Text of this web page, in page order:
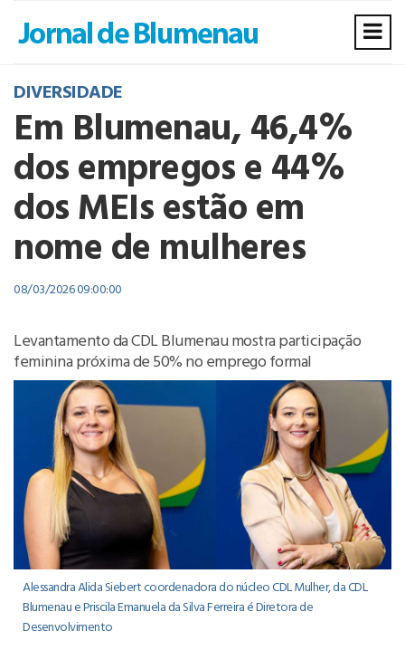
DIVERSIDADE
Em Blumenau, 46,4%
dos empregos e 44%
dos MEIs estão em
nome de mulheres
08/03/2026 09:00:00
Levantamento da CDL Blumenau mostra participação
feminina próxima de 50% no emprego formal
Alessandra Alida Siebert coordenadora do núcleo CDL Mulher, da CDL
Blumenau e Priscila Emanuela da Silva Ferreira é Diretora de
Desenvolvimento